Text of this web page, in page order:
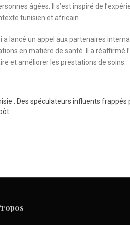
âgées. Il s’est inspiré de
tunisien et africain.
a lancé un appel aux partenaires
en matière de santé. Il a réaffirmé
et améliorer les prestations de soins.
: Des spéculateurs influents frappés